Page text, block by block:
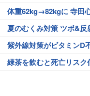
体重62kg→82kgに 寺田
夏のむくみ対策 ツボ&反
紫外線対策がビタミンD
緑茶を飲むと死亡リスク